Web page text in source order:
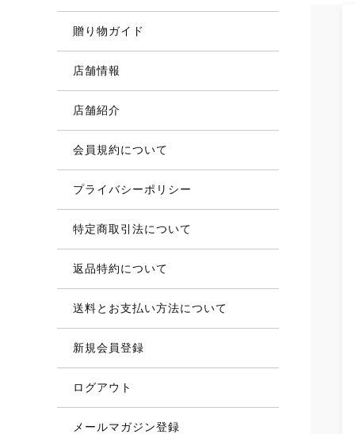
贈り物ガイド
店舗情報
店舗紹介
会員規約について
プライバシーポリシー
特定商取引法について
返品特約について
送料とお支払い方法について
新規会員登録
ログアウト
メールマガジン登録